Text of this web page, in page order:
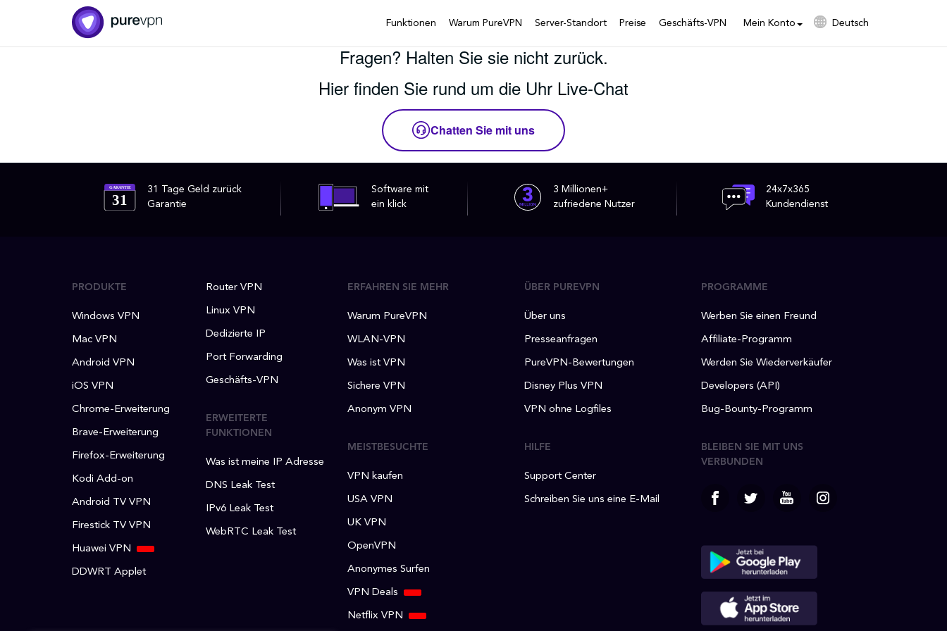
Funktionen Warum PureVPN Server-Standort Preise Geschäfts-VPN Mein Konto Deutsch
Fragen? Halten Sie sie nicht zurück.
Hier finden Sie rund um die Uhr Live-Chat
Chatten Sie mit uns
31
GARANTIE
31 Tage Geld zurück
Garantie
Software mit
ein klick
3 Millionen+
zufriedene Nutzer
24x7x365
Kundendienst
PRODUKTE
Windows VPN
Mac VPN
Android VPN
iOS VPN
Chrome-Erweiterung
Brave-Erweiterung
Firefox-Erweiterung
Kodi Add-on
Android TV VPN
Firestick TV VPN
Huawei VPN
DDWRT Applet
Router VPN
Linux VPN
Dedizierte IP
Port Forwarding
Geschäfts-VPN
ERWEITERTE
FUNKTIONEN
Was ist meine IP Adresse
DNS Leak Test
IPv6 Leak Test
WebRTC Leak Test
ERFAHREN SIE MEHR
Warum PureVPN
WLAN-VPN
Was ist VPN
Sichere VPN
Anonym VPN
MEISTBESUCHTE
VPN kaufen
USA VPN
UK VPN
OpenVPN
Anonymes Surfen
VPN Deals
Netflix VPN
ÜBER PUREVPN
Über uns
Presseanfragen
PureVPN-Bewertungen
Disney Plus VPN
VPN ohne Logfiles
HILFE
Support Center
Schreiben Sie uns eine E-Mail
PROGRAMME
Werben Sie einen Freund
Affiliate-Programm
Werden Sie Wiederverkäufer
Developers (API)
Bug-Bounty-Programm
BLEIBEN SIE MIT UNS
VERBUNDEN